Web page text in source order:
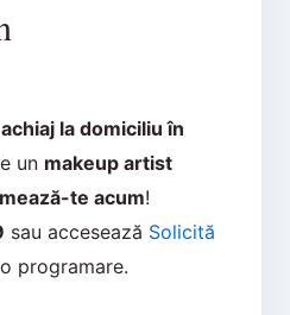
la domiciliu în
un makeup artist
te acum!
sau accesează Solicită
programare.